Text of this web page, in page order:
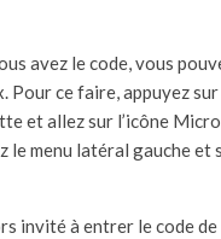
avez le code, vous
Pour ce faire, appuyez
et allez sur l’icône
le menu latéral gauche et
invité à entrer le code